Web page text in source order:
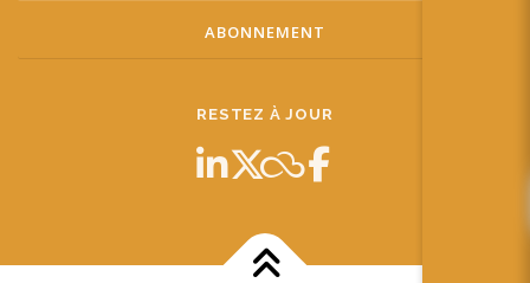
RESTEZ À JOUR